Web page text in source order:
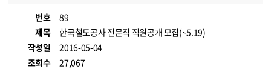
번호
89
제목
한국철도공사 전문직 직원공개 모집(~5.19)
작성일
2016-05-04
조회수
27,067